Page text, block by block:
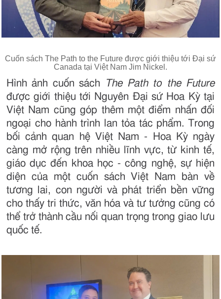
Cuốn sách The Path to the Future được giới thiệu tới Đại sứ
Canada tại Việt Nam Jim Nickel.
Hình ảnh cuốn sách
The Path to the Future
được giới thiệu tới Nguyên Đại sứ Hoa Kỳ tại
Việt Nam cũng góp thêm một điểm nhấn đối
ngoại cho hành trình lan tỏa tác phẩm. Trong
bối cảnh quan hệ Việt Nam - Hoa Kỳ ngày
càng mở rộng trên nhiều lĩnh vực, từ kinh tế,
giáo dục đến khoa học - công nghệ, sự hiện
diện của một cuốn sách Việt Nam bàn về
tương lai, con người và phát triển bền vững
cho thấy tri thức, văn hóa và tư tưởng cũng có
thể trở thành cầu nối quan trọng trong giao lưu
quốc tế.